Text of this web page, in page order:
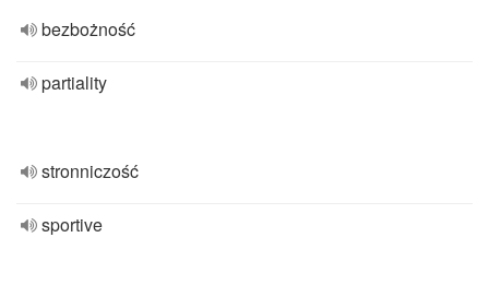
bezbożność
partiality
stronniczość
sportive